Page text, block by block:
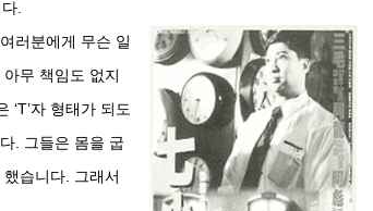
.
러분에게 무슨 일
무 책임도 없지
‘T’자 형태가 되도
. 그들은 몸을 굽
습니다. 그래서